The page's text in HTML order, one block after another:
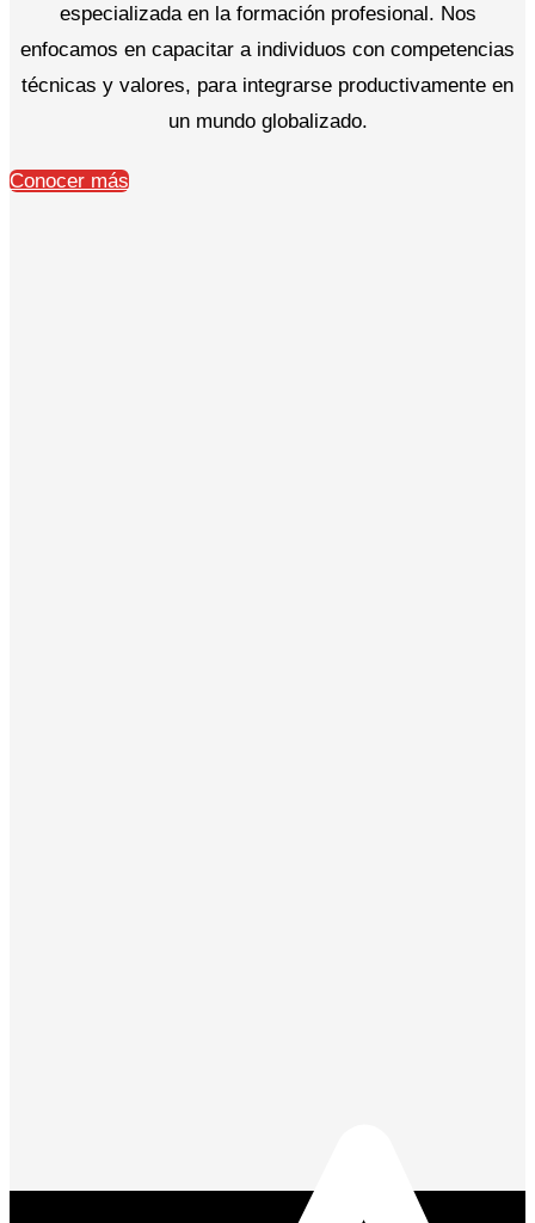
especializada en la formación profesional. Nos
enfocamos en capacitar a individuos con competencias
técnicas y valores, para integrarse productivamente en
un mundo globalizado.
Conocer más